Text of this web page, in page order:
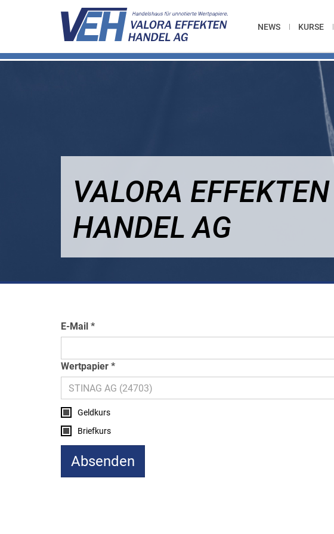
NEWS KURSE
VALORA EFFEKTEN
HANDEL AG
E-Mail
Wertpapier
Geldkurs
Briefkurs